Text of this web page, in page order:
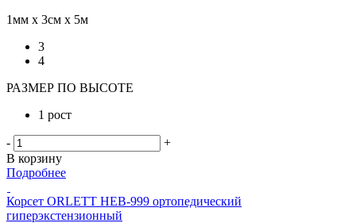
1мм х 3см х 5м
3
4
РАЗМЕР ПО ВЫСОТЕ
1 рост
-
+
В корзину
Подробнее
Корсет ORLETT HEB-999 ортопедический
гиперэкстензионный